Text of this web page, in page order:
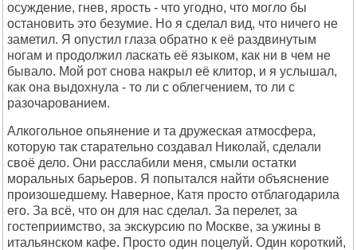
осуждение, гнев, ярость - что угодно, что могло бы
остановить это безумие. Но я сделал вид, что ничего не
заметил. Я опустил глаза обратно к её раздвинутым
ногам и продолжил ласкать её языком, как ни в чем не
бывало. Мой рот снова накрыл её клитор, и я услышал,
как она выдохнула - то ли с облегчением, то ли с
разочарованием.
Алкогольное опьянение и та дружеская атмосфера,
которую так старательно создавал Николай, сделали
своё дело. Они расслабили меня, смыли остатки
моральных барьеров. Я попытался найти объяснение
произошедшему. Наверное, Катя просто отблагодарила
его. За всё, что он для нас сделал. За перелет, за
гостеприимство, за экскурсию по Москве, за ужины в
итальянском кафе. Просто один поцелуй. Один короткий,